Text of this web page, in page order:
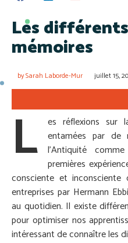
Les
mémoires
bySarah Laborde-Mur juillet 15,
L
es réflexions sur
entamées par de
l’Antiquité
premières
consciente et
entreprises par Hermann
au quotidien. Il existe
pour optimiser nos
intéressant de connaître les